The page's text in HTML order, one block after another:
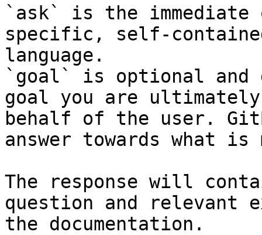
`ask` is the
specific, self-
language.
`goal` is optional and
goal you are
behalf of the user.
answer towards what
The response will
question and relevant
the documentation.